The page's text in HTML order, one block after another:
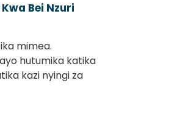
Bei Nzuri
mimea.
hutumika katika
kazi nyingi za